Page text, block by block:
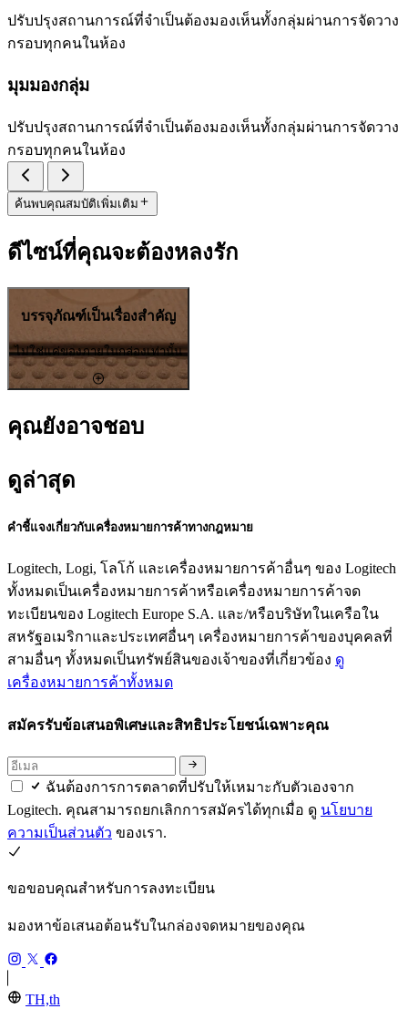
ปรับปรุงสถานการณ์ที่จำเป็นต้องมองเห็นทั้งกลุ่มผ่านการจัดวาง
กรอบทุกคนในห้อง
มุมมองกลุ่ม
ปรับปรุงสถานการณ์ที่จำเป็นต้องมองเห็นทั้งกลุ่มผ่านการจัดวาง
กรอบทุกคนในห้อง
ค้นพบคุณสมบัติเพิ่มเติม
ดีไซน์ที่คุณจะต้องหลงรัก
บรรจุภัณฑ์เป็นเรื่องสำคัญ
ไม่ใช่แค่ของภายในกล่องเท่านั้น
คุณยังอาจชอบ
ดูล่าสุด
คำชี้แจงเกี่ยวกับเครื่องหมายการค้าทางกฎหมาย
Logitech, Logi, โลโก้ และเครื่องหมายการค้าอื่นๆ ของ Logitech
ทั้งหมดเป็นเครื่องหมายการค้าหรือเครื่องหมายการค้าจด
ทะเบียนของ Logitech Europe S.A. และ/หรือบริษัทในเครือใน
สหรัฐอเมริกาและประเทศอื่นๆ เครื่องหมายการค้าของบุคคลที่
สามอื่นๆ ทั้งหมดเป็นทรัพย์สินของเจ้าของที่เกี่ยวข้อง ดู
เครื่องหมายการค้าทั้งหมด
สมัครรับข้อเสนอพิเศษและสิทธิประโยชน์เฉพาะคุณ
ฉันต้องการการตลาดที่ปรับให้เหมาะกับตัวเองจาก
Logitech. คุณสามารถยกเลิกการสมัครได้ทุกเมื่อ ดู นโยบาย
ความเป็นส่วนตัว ของเรา.
ขอขอบคุณสำหรับการลงทะเบียน
มองหาข้อเสนอต้อนรับในกล่องจดหมายของคุณ
TH,th